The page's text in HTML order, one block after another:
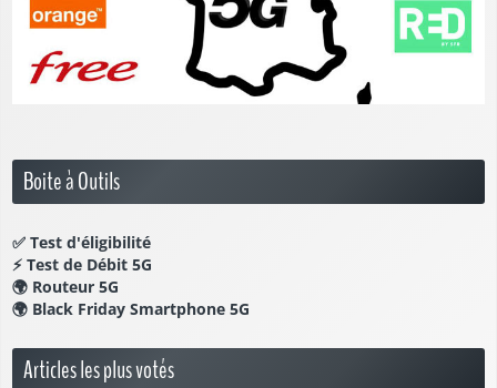
Boite à Outils
✅ Test d'éligibilité
⚡ Test de Débit 5G
🌍 Routeur 5G
🌍 Black Friday Smartphone 5G
Articles les plus votés